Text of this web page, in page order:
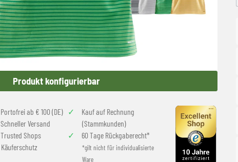
Produkt konfigurierbar
Portofrei ab € 100 (DE)
Schneller Versand
Trusted Shops
Käuferschutz
Kauf auf Rechnung
(Stammkunden)
60 Tage Rückgaberecht*
*gilt nicht für individualisierte
Ware